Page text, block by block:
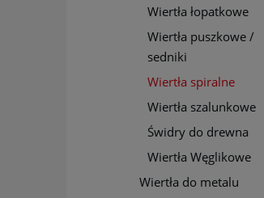
Wiertła łopatkowe
Wiertła puszkowe /
sedniki
Wiertła spiralne
Wiertła szalunkowe
Świdry do drewna
Wiertła Węglikowe
Wiertła do metalu